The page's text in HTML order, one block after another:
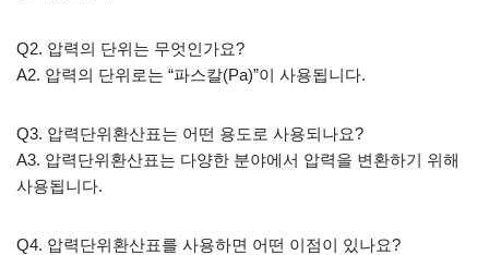
Q2. 압력의 단위는 무엇인가요?
A2. 압력의 단위로는 “파스칼(Pa)”이 사용됩니다.
Q3. 압력단위환산표는 어떤 용도로 사용되나요?
A3. 압력단위환산표는 다양한 분야에서 압력을 변환하기 위해
사용됩니다.
Q4. 압력단위환산표를 사용하면 어떤 이점이 있나요?